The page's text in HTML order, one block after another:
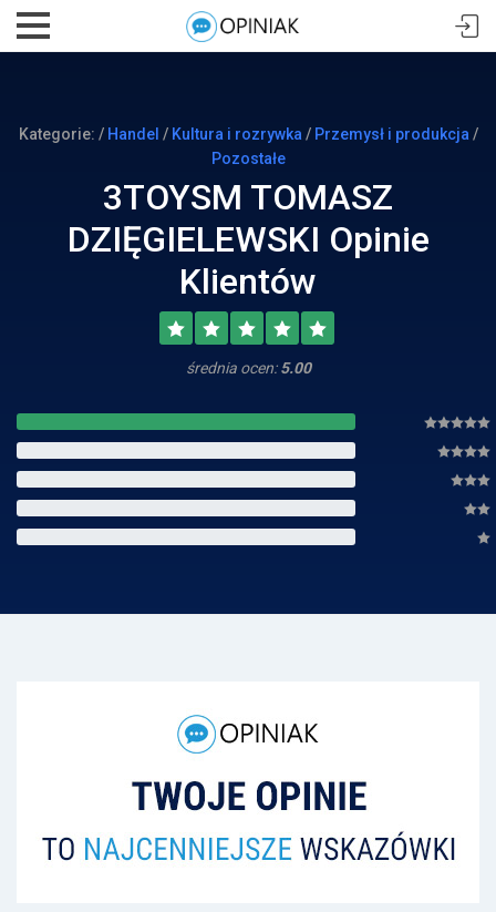
Kategorie: / Handel / Kultura i rozrywka / Przemysł i produkcja /
Pozostałe
3TOYSM TOMASZ
DZIĘGIELEWSKI Opinie
Klientów
średnia ocen:5.00